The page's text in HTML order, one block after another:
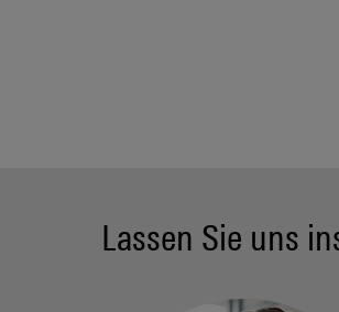
Lassen Sie uns